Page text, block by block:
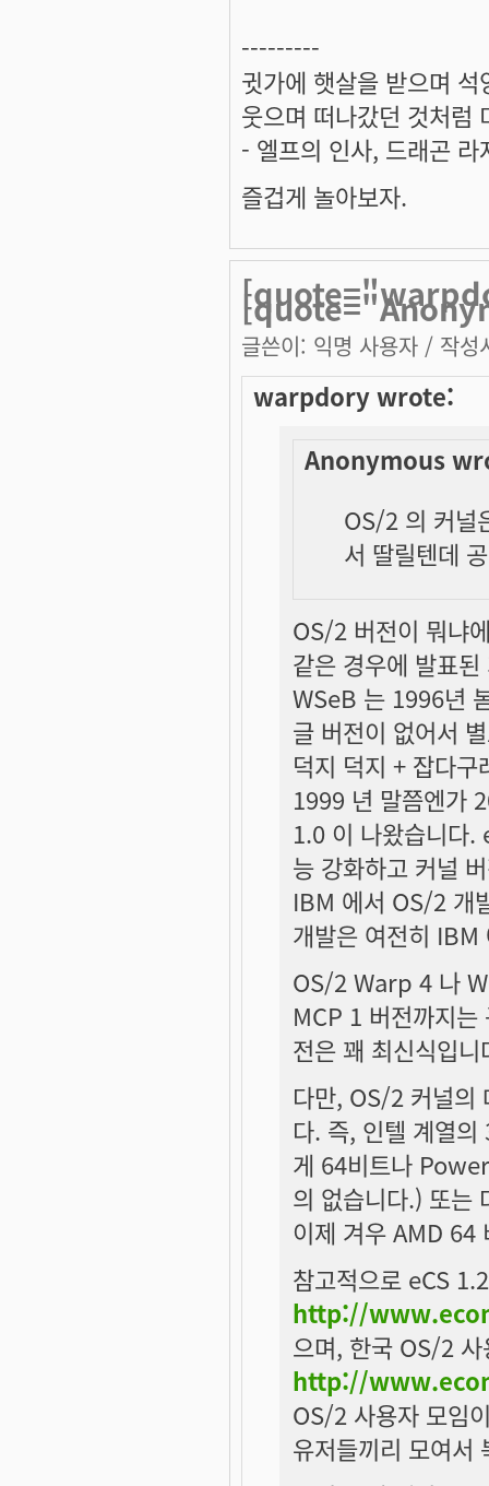
---------
귓가에 햇살을 받으며
웃으며 떠나갔던 것처럼
- 엘프의 인사, 드래곤 라
즐겁게 놀아보자.
글쓴이: 익명 사용자 / 작성
warpdory wrote:
Anonymous
OS/2 의 커널
서 딸릴텐데
OS/2 버전이 뭐냐
같은 경우에 발표
WSeB 는 1996년
글 버전이 없어서
덕지 덕지 + 잡다
1999 년 말쯤엔가
1.0 이 나왔습니다.
능 강화하고 커널
IBM 에서 OS/2 개
개발은 여전히 IBM
OS/2 Warp 4 나
MCP 1 버전까지
전은 꽤 최신식입니
다만, OS/2 커널의
다. 즉, 인텔 계열
게 64비트나
의 없습니다.) 또는
이제 겨우 AMD 64
참고적으로 eCS
http://
으며, 한국 OS/2
http://
OS/2 사용자 모임
유저들끼리 모여서